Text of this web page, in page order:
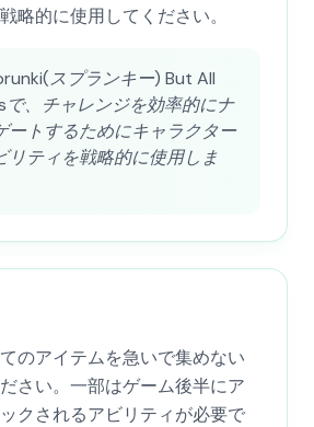
略的に使用してください。
スプランキー) But All
で、チャレンジを効率的にナ
ートするためにキャラクター
リティを戦略的に使用しま
のアイテムを急いで集めない
さい。一部はゲーム後半にア
クされるアビリティが必要で